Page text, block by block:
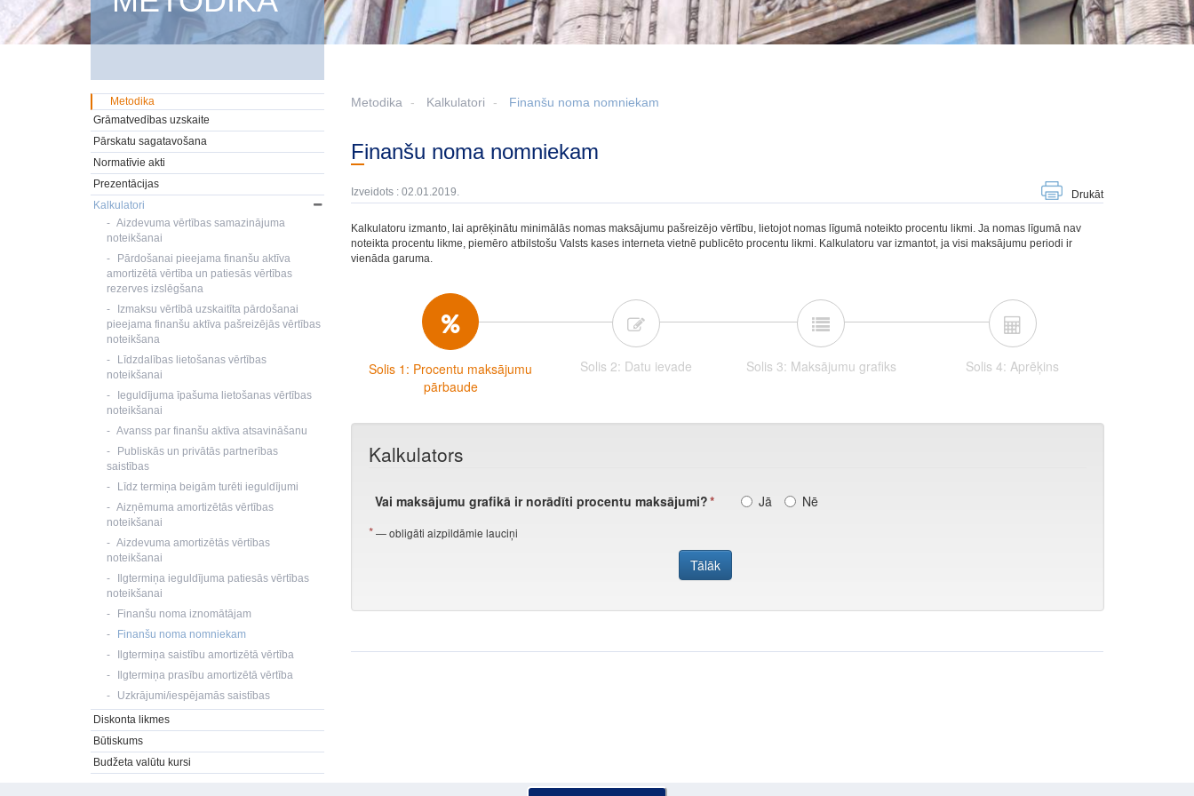
Metodika Kalkulatori Finanšu noma nomniekam
Finanšu noma nomniekam
Izveidots : 02.01.2019. Drukāt
Kalkulatoru izmanto, lai aprēķinātu minimālās nomas maksājumu pašreizējo vērtību, lietojot nomas līgumā noteikto procentu likmi. Ja nomas līgumā nav
noteikta procentu likme, piemēro atbilstošu Valsts kases interneta vietnē publicēto procentu likmi. Kalkulatoru var izmantot, ja visi maksājumu periodi ir
vienāda garuma.
Metodika
Grāmatvedības uzskaite
Pārskatu sagatavošana
Normatīvie akti
Prezentācijas
Kalkulatori
Aizdevuma vērtības samazinājuma
noteikšanai
Pārdošanai pieejama finanšu aktīva
amortizētā vērtība un patiesās vērtības
rezerves izslēgšana
Izmaksu vērtībā uzskaitīta pārdošanai
pieejama finanšu aktīva pašreizējās vērtības
noteikšana
Līdzdalības lietošanas vērtības
noteikšanai
Ieguldījuma īpašuma lietošanas vērtības
noteikšanai
Avanss par finanšu aktīva atsavināšanu
Publiskās un privātās partnerības
saistības
Līdz termiņa beigām turēti ieguldījumi
Aizņēmuma amortizētās vērtības
noteikšanai
Aizdevuma amortizētās vērtības
noteikšanai
Ilgtermiņa ieguldījuma patiesās vērtības
noteikšanai
Finanšu noma iznomātājam
Finanšu noma nomniekam
Ilgtermiņa saistību amortizētā vērtība
Ilgtermiņa prasību amortizētā vērtība
Uzkrājumi/iespējamās saistības
Diskonta likmes
Būtiskums
Budžeta valūtu kursi